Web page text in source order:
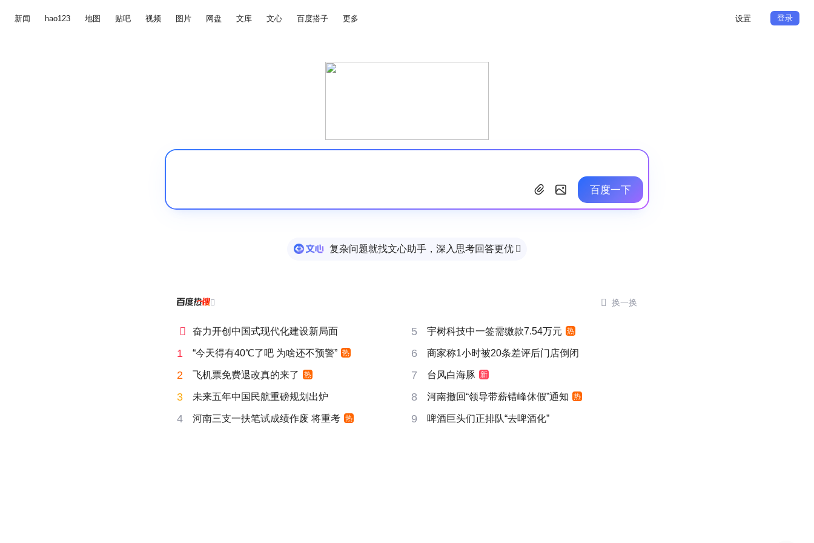
新闻 hao123 地图 贴吧 视频 图片 网盘 文库 文心 百度搭子 更多 设置 登录
百度一下
复杂问题就找文心助手，深入思考回答更优 
  换一换
 奋力开创中国式现代化建设新局面 5 宇树科技中一签需缴款7.54万元 热
1 “今天得有40℃了吧 为啥还不预警” 热 6 商家称1小时被20条差评后门店倒闭
2 飞机票免费退改真的来了 热 7 台风白海豚 新
3 未来五年中国民航重磅规划出炉 8 河南撤回“领导带薪错峰休假”通知 热
4 河南三支一扶笔试成绩作废 将重考 热 9 啤酒巨头们正排队“去啤酒化”